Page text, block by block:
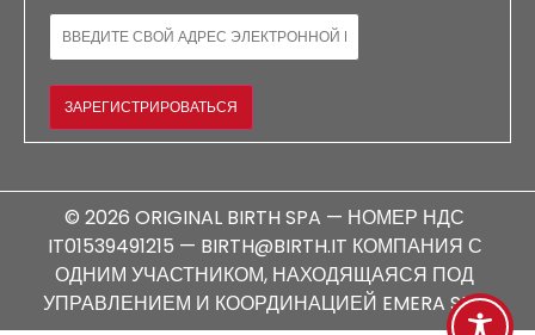
ЭЛЕКТРОННАЯ ПОЧТА
ЗАРЕГИСТРИРОВАТЬСЯ
© 2026 ORIGINAL BIRTH SPA — НОМЕР НДС
IT01539491215 — BIRTH@BIRTH.IT КОМПАНИЯ С
ОДНИМ УЧАСТНИКОМ, НАХОДЯЩАЯСЯ ПОД
УПРАВЛЕНИЕМ И КООРДИНАЦИЕЙ EMERA SPA